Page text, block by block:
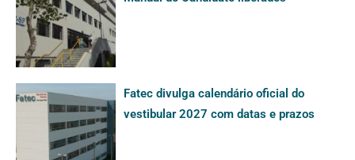
Fatec divulga calendário oficial do
vestibular 2027 com datas e prazos